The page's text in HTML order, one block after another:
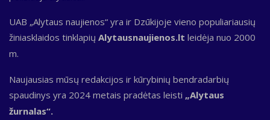
UAB „Alytaus naujienos“ yra ir Dzūkijoje vieno populiariausių
žiniasklaidos tinklapių Alytausnaujienos.lt leidėja nuo 2000
m.
Naujausias mūsų redakcijos ir kūrybinių bendradarbių
spaudinys yra 2024 metais pradėtas leisti „Alytaus
žurnalas“.